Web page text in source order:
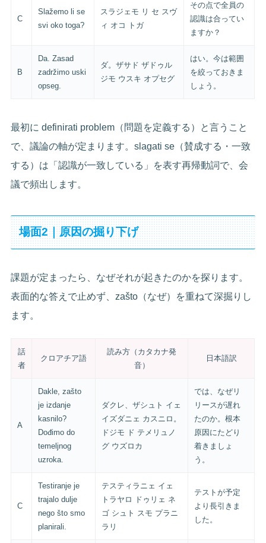
C
Slažemo li se
svi oko toga?
スラジェモ リ セ スヴ
ィ オコ トガ
その点で全員の
認識は合ってい
ますか？
B
Da. Zasad
zadržimo uski
opseg.
ダ。ザサド ザドゥル
ジモ ウスキ オプセグ
はい。今は範囲
を絞っておきま
しょう。
最初に definirati problem（問題を定義する）と言うこと
で、議論の軸が定まります。slagati se（賛成する・一致
する）は「認識が一致している」を表す再帰動詞で、会
議で頻出します。
場面2｜原因の掘り下げ
課題が定まったら、なぜそれが起きたのかを探ります。
表面的な答えで止めず、zašto（なぜ）を重ねて深掘りし
ます。
話
者
クロアチア語
読み方（カタカナ発
音）
日本語訳
A
Dakle, zašto
je izdanje
kasnilo?
Dođimo do
temeljnog
uzroka.
ダクレ、ザシュト イェ
イズダニェ カスニロ。
ドジモ ド テメリュノ
グ ウズロカ
では、なぜリ
リースが遅れ
たのか。根本
原因にたどり
着きましょ
う。
C
Testiranje je
trajalo dulje
nego što smo
planirali.
テスティラニェ イェ
トラヤロ ドゥリェ ネ
ゴ シュト スモ プラニ
ラリ
テストが予定
より長引きま
した。